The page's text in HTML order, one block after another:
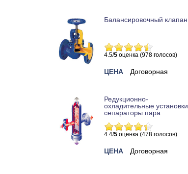
Балансировочный клапан
4.5/5 оценка (978 голосов)
ЦЕНА Договорная
Редукционно-
охладительные установки,
сепараторы пара
4.4/5 оценка (478 голосов)
ЦЕНА Договорная